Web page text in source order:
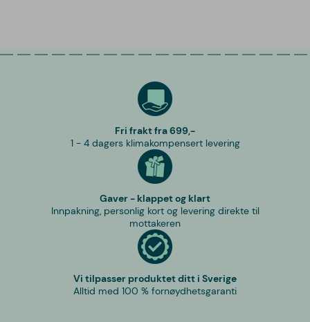
Fri frakt fra 699,-
1 - 4 dagers klimakompensert levering
Gaver - klappet og klart
Innpakning, personlig kort og levering direkte til
mottakeren
Vi tilpasser produktet ditt i Sverige
Alltid med 100 % fornøydhetsgaranti